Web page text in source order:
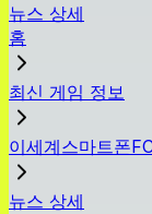
뉴스 상세
홈
최신 게임 정보
이세계스마트폰
뉴스 상세